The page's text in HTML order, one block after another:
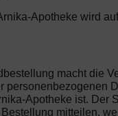
Apotheke wird
macht die
Apotheke ist.
mitteilen,